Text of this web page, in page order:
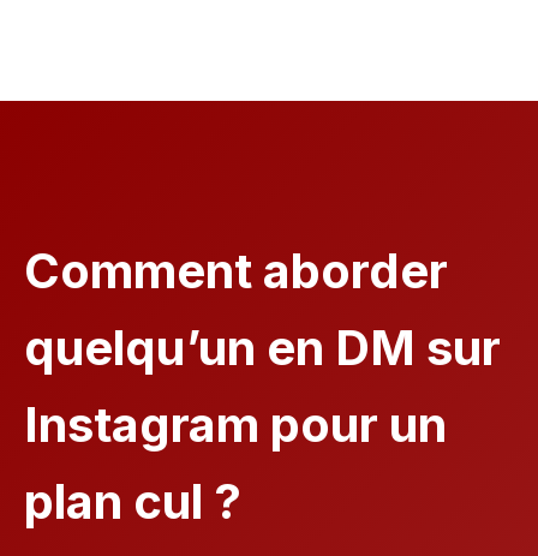
Comment aborder
quelqu’un en DM sur
Instagram pour un
plan cul ?